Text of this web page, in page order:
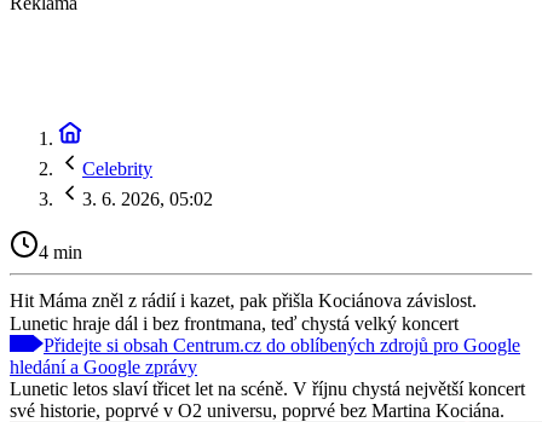
Celebrity
3. 6. 2026, 05:02
4 min
Hit Máma zněl z rádií i kazet, pak přišla Kociánova závislost.
Lunetic hraje dál i bez frontmana, teď chystá velký koncert
Přidejte si obsah Centrum.cz do oblíbených zdrojů pro Google
hledání a Google zprávy
Lunetic letos slaví třicet let na scéně. V říjnu chystá největší koncert
své historie, poprvé v O2 universu, poprvé bez Martina Kociána.